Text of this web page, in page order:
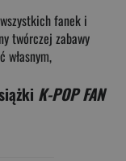
fanek i
twórczej zabawy
własnym,
K-POP FAN